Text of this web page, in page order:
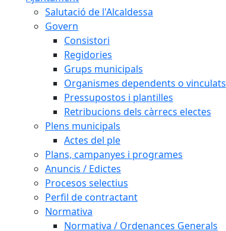
Salutació de l'Alcaldessa
Govern
Consistori
Regidories
Grups municipals
Organismes dependents o vinculats
Pressupostos i plantilles
Retribucions dels càrrecs electes
Plens municipals
Actes del ple
Plans, campanyes i programes
Anuncis / Edictes
Procesos selectius
Perfil de contractant
Normativa
Normativa / Ordenances Generals